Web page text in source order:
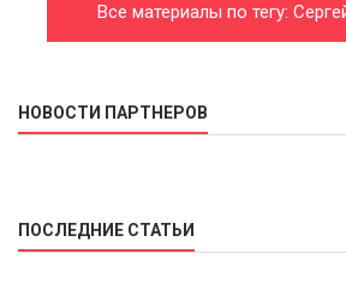
Все материалы по тегу:
НОВОСТИ ПАРТНЕРОВ
ПОСЛЕДНИЕ СТАТЬИ